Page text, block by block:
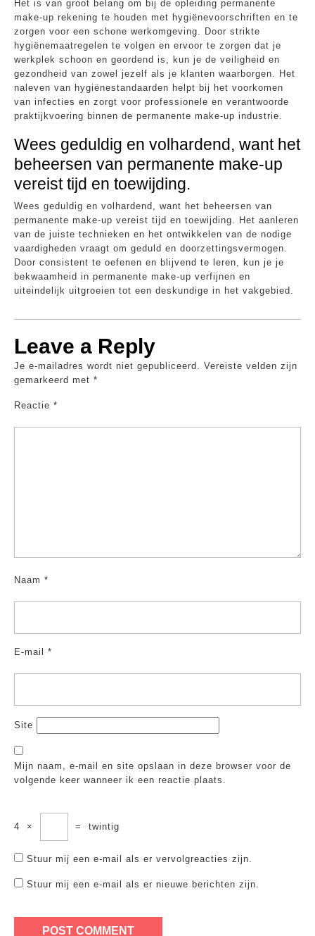
Het is van groot belang om bij de opleiding permanente
make-up rekening te houden met hygiënevoorschriften en te
zorgen voor een schone werkomgeving. Door strikte
hygiënemaatregelen te volgen en ervoor te zorgen dat je
werkplek schoon en geordend is, kun je de veiligheid en
gezondheid van zowel jezelf als je klanten waarborgen. Het
naleven van hygiënestandaarden helpt bij het voorkomen
van infecties en zorgt voor professionele en verantwoorde
praktijkvoering binnen de permanente make-up industrie.
Wees geduldig en volhardend, want het
beheersen van permanente make-up
vereist tijd en toewijding.
Wees geduldig en volhardend, want het beheersen van
permanente make-up vereist tijd en toewijding. Het aanleren
van de juiste technieken en het ontwikkelen van de nodige
vaardigheden vraagt om geduld en doorzettingsvermogen.
Door consistent te oefenen en blijvend te leren, kun je je
bekwaamheid in permanente make-up verfijnen en
uiteindelijk uitgroeien tot een deskundige in het vakgebied.
Leave a Reply
Je e-mailadres wordt niet gepubliceerd. Vereiste velden zijn
gemarkeerd met *
Reactie *
Naam *
E-mail *
Site
Mijn naam, e-mail en site opslaan in deze browser voor de
volgende keer wanneer ik een reactie plaats.
4 × = twintig
Stuur mij een e-mail als er vervolgreacties zijn.
Stuur mij een e-mail als er nieuwe berichten zijn.